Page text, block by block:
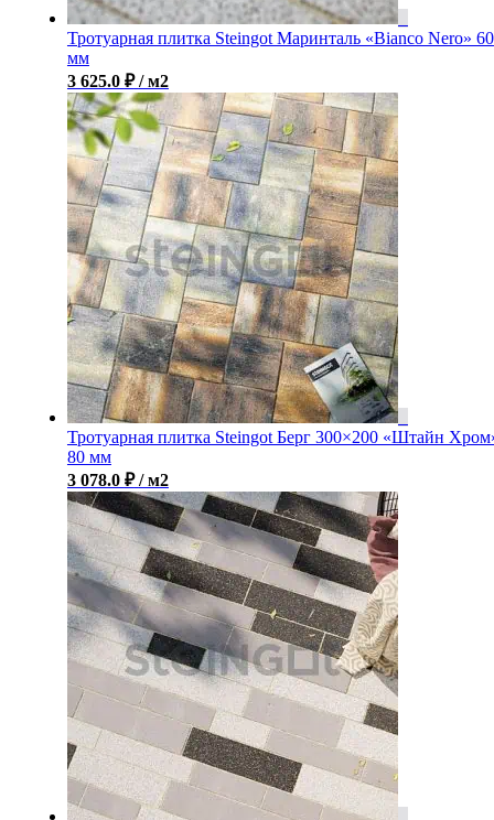
Тротуарная плитка Steingot Маринталь «Bianco Nero» 60
мм
3 625.0 ₽ / м2
Тротуарная плитка Steingot Берг 300×200 «Штайн
80 мм
3 078.0 ₽ / м2